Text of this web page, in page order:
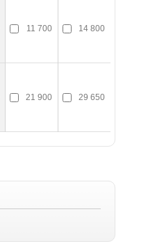
11 700 14 800
21 900 29 650